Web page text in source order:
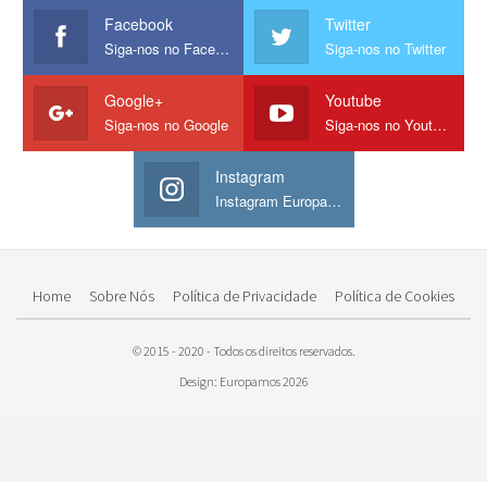
Facebook
Siga-nos no Facebook
Twitter
Siga-nos no Twitter
Google+
Siga-nos no Google
Youtube
Siga-nos no Youtube
Instagram
Instagram Europamos
Home Sobre Nós Política de Privacidade Política de Cookies
© 2015 - 2020 - Todos os direitos reservados.
Design: Europamos 2026